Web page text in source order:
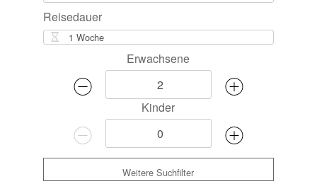
Reisedauer
Erwachsene
Kinder
Weitere Suchfilter